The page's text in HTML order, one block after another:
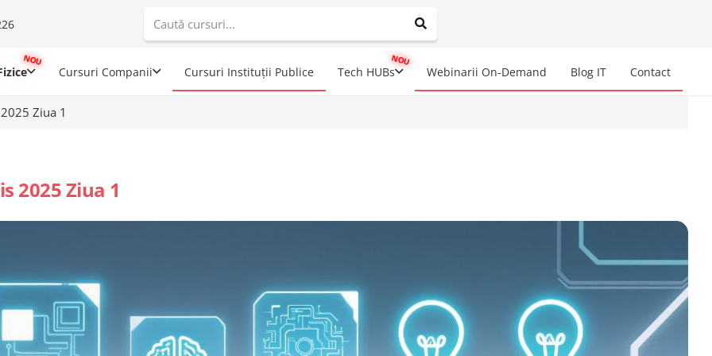
When autocomplete results are available use up and down arrows to
Cursuri Companii Cursuri Instituții Publice Tech HUBs Webinarii On-Demand Blog IT Contact
Ziua 1
2025 Ziua 1